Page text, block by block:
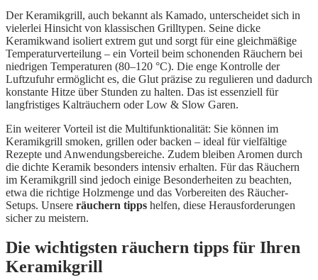
Der Keramikgrill, auch bekannt als Kamado, unterscheidet sich in
vielerlei Hinsicht von klassischen Grilltypen. Seine dicke
Keramikwand isoliert extrem gut und sorgt für eine gleichmäßige
Temperaturverteilung – ein Vorteil beim schonenden Räuchern bei
niedrigen Temperaturen (80–120 °C). Die enge Kontrolle der
Luftzufuhr ermöglicht es, die Glut präzise zu regulieren und dadurch
konstante Hitze über Stunden zu halten. Das ist essenziell für
langfristiges Kalträuchern oder Low & Slow Garen.
Ein weiterer Vorteil ist die Multifunktionalität: Sie können im
Keramikgrill smoken, grillen oder backen – ideal für vielfältige
Rezepte und Anwendungsbereiche. Zudem bleiben Aromen durch
die dichte Keramik besonders intensiv erhalten. Für das Räuchern
im Keramikgrill sind jedoch einige Besonderheiten zu beachten,
etwa die richtige Holzmenge und das Vorbereiten des Räucher-
Setups. Unsere räuchern tipps helfen, diese Herausforderungen
sicher zu meistern.
Die wichtigsten räuchern tipps für Ihren
Keramikgrill